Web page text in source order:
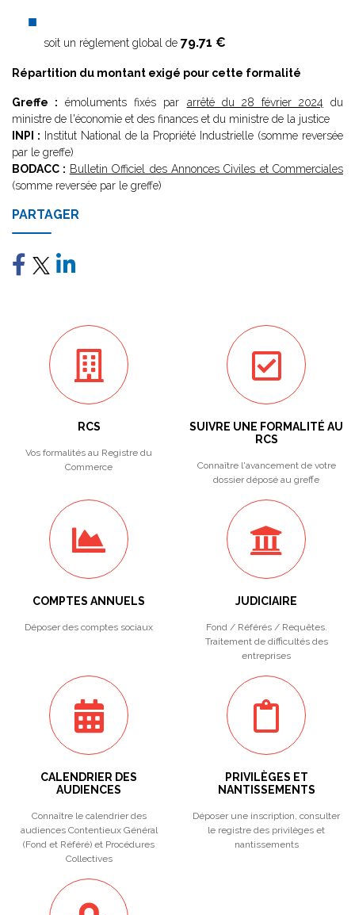
soit un règlement global de 79.71 €
Répartition du montant exigé pour cette formalité
Greffe : émoluments fixés par arrêté du 28 février 2024 du
ministre de l'économie et des finances et du ministre de la justice
INPI : Institut National de la Propriété Industrielle (somme reversée
par le greffe)
BODACC : Bulletin Officiel des Annonces Civiles et Commerciales
(somme reversée par le greffe)
PARTAGER
RCS
Vos formalités au Registre du
Commerce
SUIVRE UNE FORMALITÉ AU
RCS
Connaître l'avancement de votre
dossier déposé au greffe
COMPTES ANNUELS
Déposer des comptes sociaux
JUDICIAIRE
Fond / Référés / Requêtes.
Traitement de difficultés des
entreprises
CALENDRIER DES
AUDIENCES
Connaître le calendrier des
audiences Contentieux Général
(Fond et Référé) et Procédures
Collectives
PRIVILÈGES ET
NANTISSEMENTS
Déposer une inscription, consulter
le registre des privilèges et
nantissements